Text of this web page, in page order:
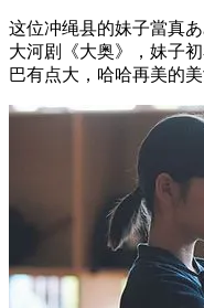
这位冲绳县的妹子當真
大河剧《大奥》，妹子
巴有点大，哈哈再美的